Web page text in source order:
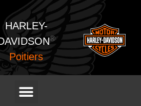
HARLEY-
®
Poitiers